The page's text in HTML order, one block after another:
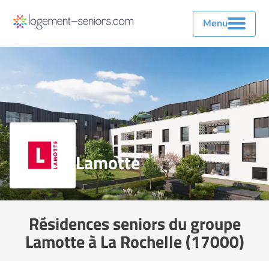
Menu
Lamotte
Résidences seniors du groupe
Lamotte à La Rochelle (17000)